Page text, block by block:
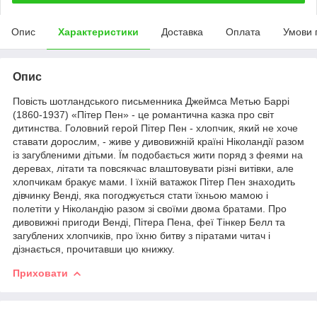
Опис Характеристики Доставка Оплата Умови
Опис
Повість шотландського письменника Джеймса Метью Баррі
(1860-1937) «Пітер Пен» - це романтична казка про світ
дитинства. Головний герой Пітер Пен - хлопчик, який не хоче
ставати дорослим, - живе у дивовижній країні Ніколандії разом
із загубленими дітьми. Їм подобається жити поряд з феями на
деревах, літати та повсякчас влаштовувати різні витівки, але
хлопчикам бракує мами. І їхній ватажок Пітер Пен знаходить
дівчинку Венді, яка погоджується стати їхньою мамою і
полетіти у Ніколандію разом зі своїми двома братами. Про
дивовижні пригоди Венді, Пітера Пена, феї Тінкер Белл та
загублених хлопчиків, про їхню битву з піратами читач і
дізнається, прочитавши цю книжку.
Приховати